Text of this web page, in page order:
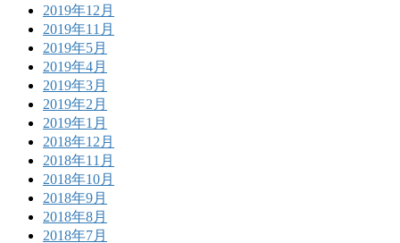
2019年12月
2019年11月
2019年5月
2019年4月
2019年3月
2019年2月
2019年1月
2018年12月
2018年11月
2018年10月
2018年9月
2018年8月
2018年7月